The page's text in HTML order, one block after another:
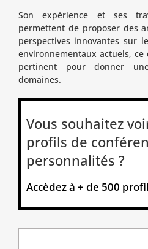
Son expérience et ses
permettent de proposer des
perspectives innovantes sur
environnementaux actuels,
pertinent pour donner
domaines.
Vous souhaitez
profils de
personnalités ?
Accèdez à + de 500